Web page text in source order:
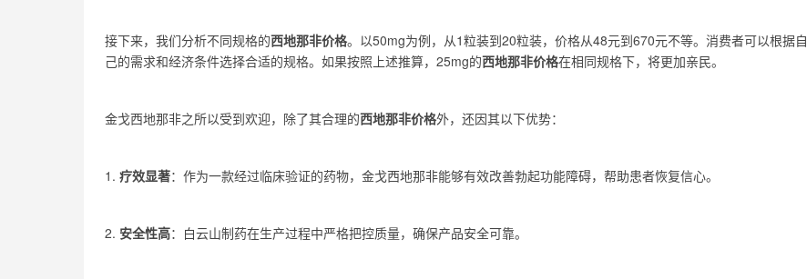
接下来，我们分析不同规格的西地那非价格。以50mg为例，从1粒装到20粒装，价格从48元到670元不等。消费者可以根据自
己的需求和经济条件选择合适的规格。如果按照上述推算，25mg的西地那非价格在相同规格下，将更加亲民。
金戈西地那非之所以受到欢迎，除了其合理的西地那非价格外，还因其以下优势：
1.疗效显著：作为一款经过临床验证的药物，金戈西地那非能够有效改善勃起功能障碍，帮助患者恢复信心。
2. 安全性高：白云山制药在生产过程中严格把控质量，确保产品安全可靠。